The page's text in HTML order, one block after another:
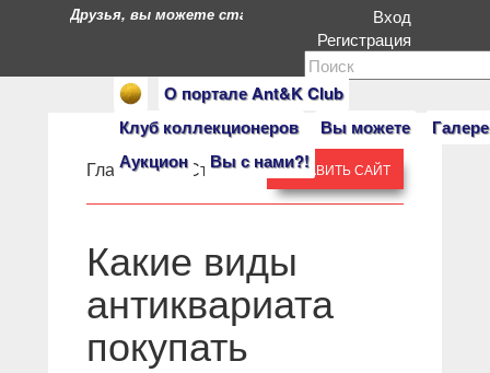
О портале Ant&K Club
Клуб коллекционеров
Вы можете
Аукцион
Вы с нами?!
Друзья, вы можете стать героями нашего портала.
Вход
Регистрация
Главная» »Статьи ДОБАВИТЬ САЙТ
Какие виды
антиквариата
покупать